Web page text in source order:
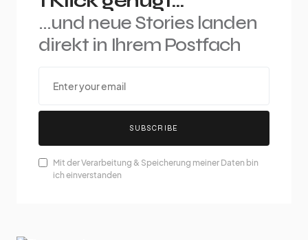
...und neue Stories landen
direkt in Ihrem Postfach
SUBSCRIBE
Mit der Verarbeitung & Speicherung meiner Daten bin
ich einverstanden